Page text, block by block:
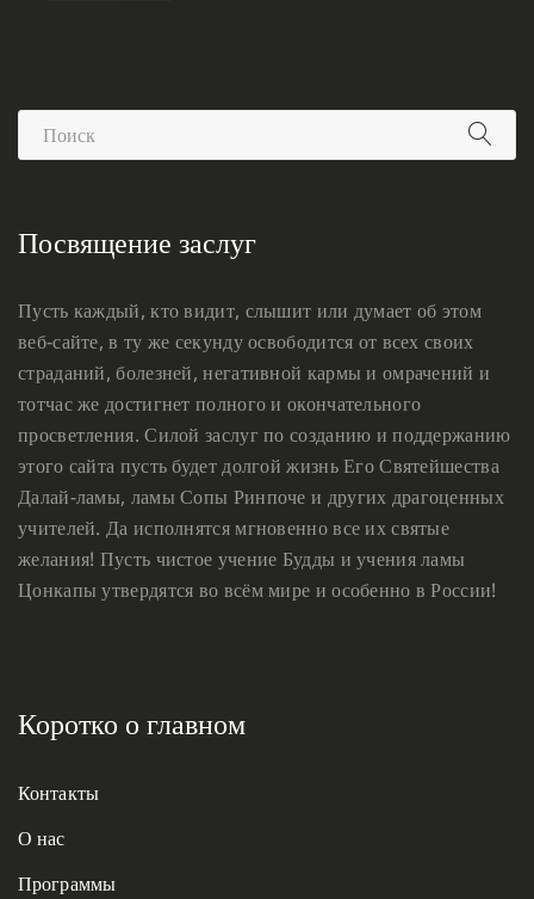
Посвящение заслуг
Пусть каждый, кто видит, слышит или думает об этом
веб-сайте, в ту же секунду освободится от всех своих
страданий, болезней, негативной кармы и омрачений и
тотчас же достигнет полного и окончательного
просветления. Силой заслуг по созданию и поддержанию
этого сайта пусть будет долгой жизнь Его Святейшества
Далай-ламы, ламы Сопы Ринпоче и других драгоценных
учителей. Да исполнятся мгновенно все их святые
желания! Пусть чистое учение Будды и учения ламы
Цонкапы утвердятся во всём мире и особенно в России!
Коротко о главном
Контакты
О нас
Программы